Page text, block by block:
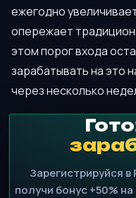
ежегодно
опережает
этом порог входа
зарабатывать на это
через несколько
Зарегистрируйся
получи бонус +50%